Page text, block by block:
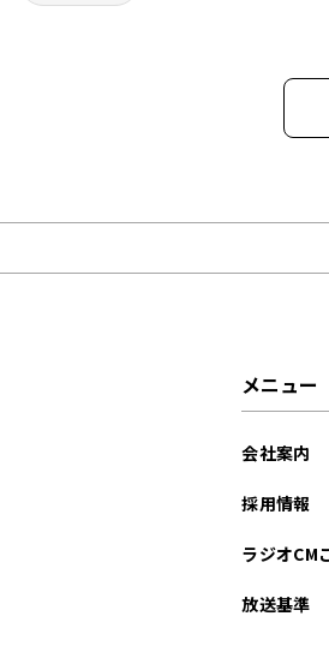
メニュー
会社案内
採用情報
ラジオCM
放送基準